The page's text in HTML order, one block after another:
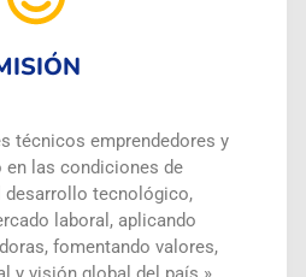
técnicos emprendedores y
las condiciones de
desarrollo tecnológico,
laboral, aplicando
fomentando valores,